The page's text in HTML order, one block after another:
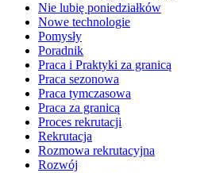
Nie lubię poniedziałków
Nowe technologie
Pomysły
Poradnik
Praca i Praktyki za granicą
Praca sezonowa
Praca tymczasowa
Praca za granicą
Proces rekrutacji
Rekrutacja
Rozmowa rekrutacyjna
Rozwój